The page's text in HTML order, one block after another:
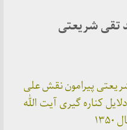
تقی شریعتی
پیرامون نقش علی
کناره گیری آیت الله